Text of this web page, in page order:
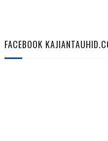
FACEBOOK